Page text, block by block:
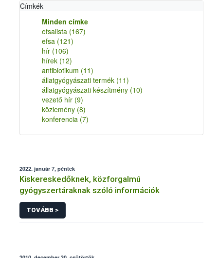
Címkék
Minden címke
efsalista (167)
efsa (121)
hír (106)
hírek (12)
antibiotikum (11)
állatgyógyászati termék (11)
állatgyógyászati készítmény (10)
vezető hír (9)
közlemény (8)
konferencia (7)
2022. január 7, péntek
Kiskereskedőknek, közforgalmú
gyógyszertáraknak szóló információk
TOVÁBB >